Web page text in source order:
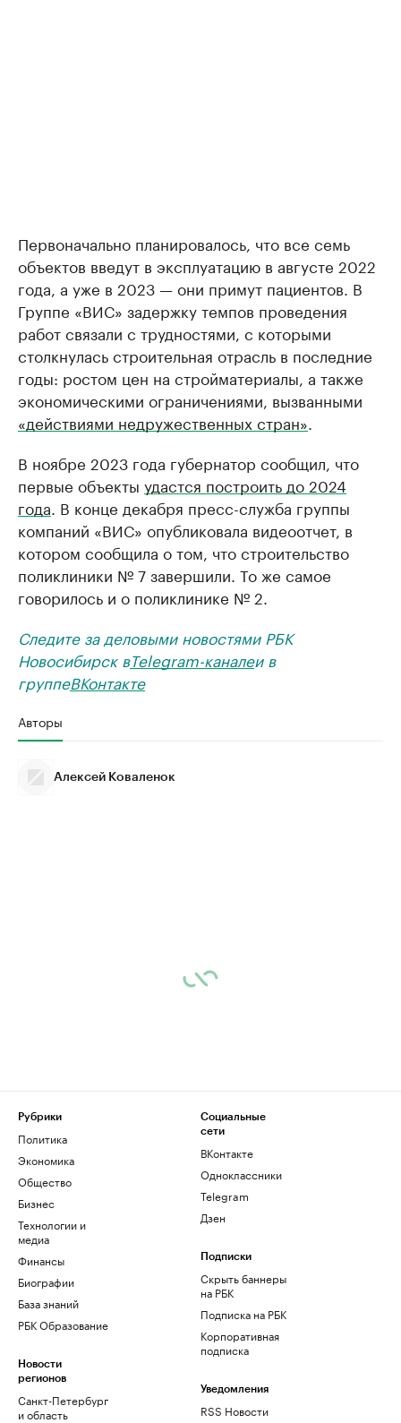
Первоначально планировалось, что все семь
объектов введут в эксплуатацию в августе 2022
года, а уже в 2023 — они примут пациентов. В
Группе «ВИС» задержку темпов проведения
работ связали с трудностями, с которыми
столкнулась строительная отрасль в последние
годы: ростом цен на стройматериалы, а также
экономическими ограничениями, вызванными
«действиями недружественных стран»
В ноябре 2023 года губернатор сообщил, что
первые объекты удастся построить до 2024
года . В конце декабря пресс-служба группы
компаний «ВИС» опубликовала видеоотчет, в
котором сообщила о том, что строительство
поликлиники № 7 завершили. То же самое
говорилось и о поликлинике № 2.
Следите за деловыми новостями РБК
Новосибирск вTelegram-каналеи в
группеВКонтакте
Авторы
Алексей Коваленок
Рубрики
Политика
Экономика
Общество
Бизнес
Технологии и
медиа
Финансы
Биографии
База знаний
РБК Образование
Новости
регионов
Санкт-Петербург
и область
Социальные
сети
ВКонтакте
Одноклассники
Telegram
Дзен
Подписки
Скрыть баннеры
на РБК
Подписка на РБК
Корпоративная
подписка
Уведомления
RSS Новости